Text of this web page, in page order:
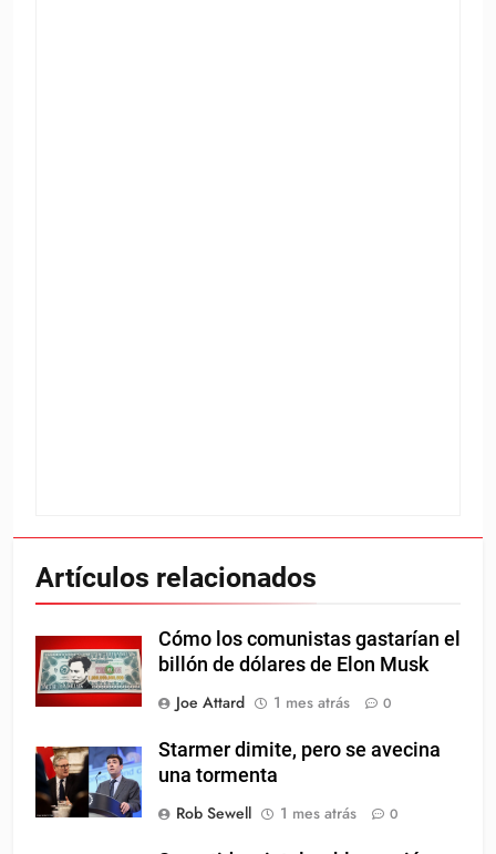
Artículos relacionados
Cómo los comunistas gastarían el
billón de dólares de Elon Musk
Joe Attard
1 mes atrás 0
Starmer dimite, pero se avecina
una tormenta
Rob Sewell
1 mes atrás 0